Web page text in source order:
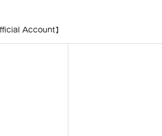
Account】